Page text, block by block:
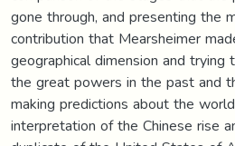
gone through, and presenting the
contribution that Mearsheimer
geographical dimension and
the great powers in the past and
making predictions about the
interpretation of the Chinese rise